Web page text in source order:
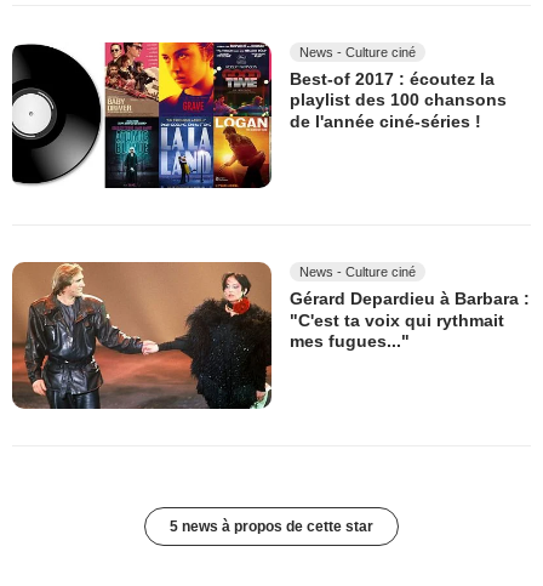
News - Culture ciné
Best-of 2017 : écoutez la
playlist des 100 chansons
de l'année ciné-séries !
News - Culture ciné
Gérard Depardieu à Barbara :
"C'est ta voix qui rythmait
mes fugues..."
5 news à propos de cette star